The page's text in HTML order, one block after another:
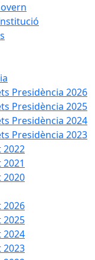
Presidència 2026
Presidència 2025
Presidència 2024
Presidència 2023
2022
2020
2026
2025
2024
2023